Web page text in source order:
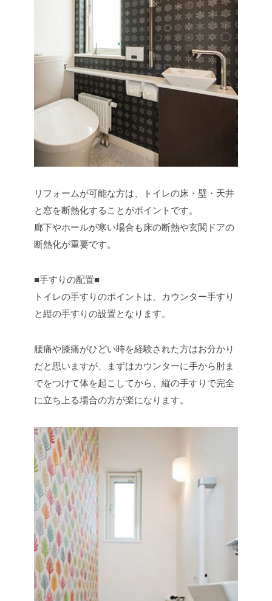
リフォームが可能な方は、トイレの床・壁・天井
と窓を断熱化することがポイントです。
廊下やホールが寒い場合も床の断熱や玄関ドアの
断熱化が重要です。
■手すりの配置■
トイレの手すりのポイントは、カウンター手すり
と縦の手すりの設置となります。
腰痛や膝痛がひどい時を経験された方はお分かり
だと思いますが、まずはカウンターに手から肘ま
でをつけて体を起こしてから、縦の手すりで完全
に立ち上る場合の方が楽になります。